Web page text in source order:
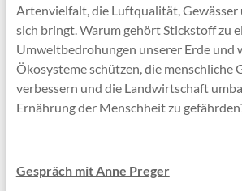
Artenvielfalt, die Luftqualität, Gewässer
sich bringt. Warum gehört Stickstoff zu
Umweltbedrohungen unserer Erde und
Ökosysteme schützen, die menschliche
verbessern und die Landwirtschaft
Ernährung der Menschheit zu
Gespräch mit Anne Preger